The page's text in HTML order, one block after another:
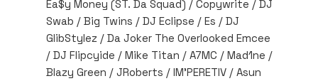
Ea$y Money (ST. Da Squad) / Copywrite / DJ
Swab / Big Twins / DJ Eclipse / Es / DJ
GlibStylez / Da Joker The Overlooked Emcee
/ DJ Flipcyide / Mike Titan / A7MC / Mad1ne /
Blazy Green / JRoberts / IM’PERETIV / Asun